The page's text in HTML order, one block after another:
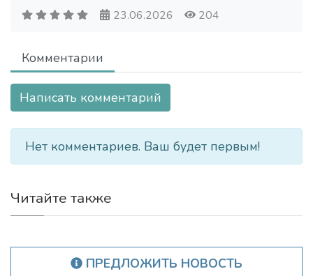
23.06.2026 204
Комментарии
Написать комментарий
Нет комментариев. Ваш будет первым!
Читайте также
ПРЕДЛОЖИТЬ НОВОСТЬ